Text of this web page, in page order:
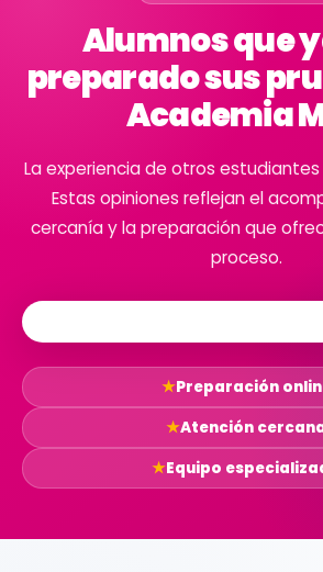
Alumnos que
preparado sus
Academia
La experiencia de otros
Estas opiniones reflejan el
cercanía y la preparación que
proceso.
★Preparación
★Atención
★Equipo